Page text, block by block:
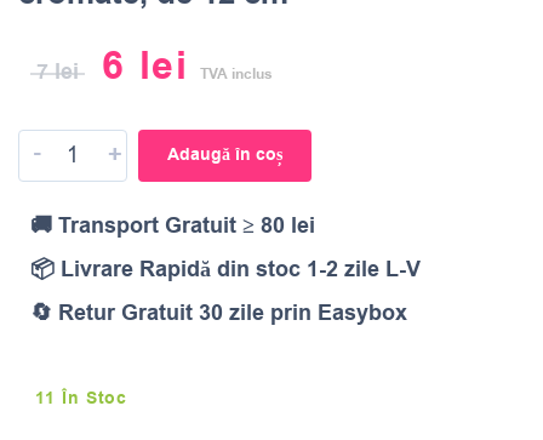
7lei 6 lei TVA inclus
- + Adaugă în coș
🚚 Transport Gratuit ≥ 80 lei
📦 Livrare Rapidă din stoc 1-2 zile L-V
🔄 Retur Gratuit 30 zile prin Easybox
11 În Stoc